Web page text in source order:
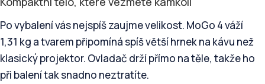
Po vybalení vás nejspíš zaujme velikost. MoGo 4 váží
1,31 kg a tvarem připomíná spíš větší hrnek na kávu než
klasický projektor. Ovladač drží přímo na těle, takže ho
při balení tak snadno neztratíte.